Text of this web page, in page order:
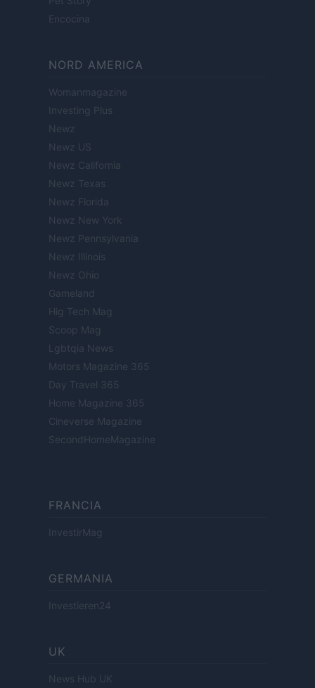
Encocina
NORD AMERICA
Womanmagazine
Investing Plus
Newz
Newz US
Newz California
Newz Texas
Newz Florida
Newz New York
Newz Pennsylvania
Newz Illinois
Newz Ohio
Gameland
Hig Tech Mag
Scoop Mag
Lgbtqia News
Motors Magazine 365
Day Travel 365
Home Magazine 365
Cineverse Magazine
SecondHomeMagazine
FRANCIA
InvestirMag
GERMANIA
Investieren24
UK
News Hub UK